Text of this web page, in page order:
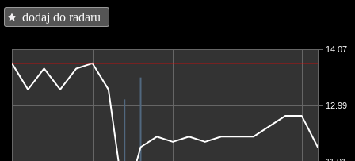
dodaj do radaru
12.99
14.07